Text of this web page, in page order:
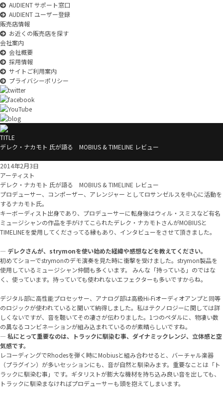
AUDIENT サポート窓口
AUDIENT ユーザー登録
販売店情報
お近くの販売店を探す
会社案内
会社概要
採用情報
サイトご利用案内
プライバシーポリシー
TITLE
デレク・ナカモト 氏が語る MOBIUS & TIMELINE レビュー
2014年2月3日
アーティスト
デレク・ナカモト 氏が語る MOBIUS & TIMELINE レビュー
プロデューサー、コンポーザー、アレンジャー としてロサンゼルスを中心に活動を
するナカモト氏。
キーボーディスト出身であり、プロデューサーに転身後はウィル・スミスなど有名
ミュージシャンの作品を手がけてこられたデレク・ナカモトさんがMOBIUSと
TIMELINEを愛用してくださってる縁もあり、インタビューをさせて頂きました。
— デレクさんが、strymonを使い始めた経緯や感想などを教えてください。
初めてショーでstrymonのデモ演奏を見た時に衝撃を受けました。strymon製品を
使用しているミュージシャン仲間も多くいます。 みんな「持っている」のではな
く、使っています。持っていても使われないエフェクターも多いですからね。
デジタル部に高性能プロセッサー、アナログ部は高級Hi-Fiオーディオアンプと同等
のロジックが使われていると聞いて納得しました。私はテクノロジーに関しては詳
しくないですが、音を聴いてその凄さが伝わりました。1つのペダルに、物凄い数
の異なるコンビネーションが組み込まれているのが素晴らしいですね。
— 私にとって重要なのは、トラックに馴染む事、ダイナミックレンジ、立体感と空
気感です。
レコーディングでRhodesを弾く時にMobiusと組み合わせると、バーチャル楽器
（プラグイン）が多いセッションにも、音が自然と馴染みます。重要なことは「ト
ラックに馴染む事」です。ギタリストが膨大な機材を持ち込み良い音を出しても、
トラックに馴染まなければプロデューサーも頭を抱えてしまいます。